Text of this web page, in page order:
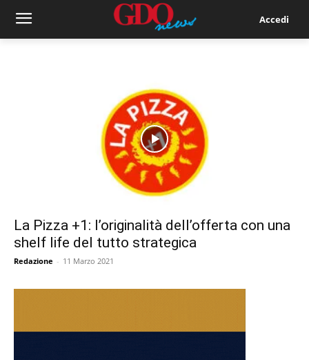
Accedi
La Pizza +1: l’originalità dell’offerta con una
shelf life del tutto strategica
Redazione - 11 Marzo 2021